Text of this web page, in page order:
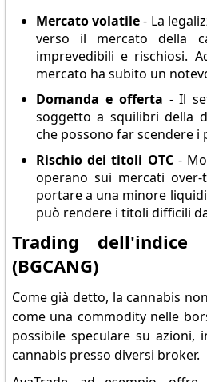
Mercato volatile- La
verso il mercato della
imprevedibili e rischiosi.
mercato ha subito un
Domanda e offerta - Il
soggetto a squilibri della
che possono far scendere i
Rischio dei titoli OTC-
operano sui mercati
portare a una minore
può rendere i titoli difficili
Trading dell'indice
(BGCANG)
Come già detto, la cannabis
come una commodity nelle
possibile speculare su azioni,
cannabis presso diversi broker.